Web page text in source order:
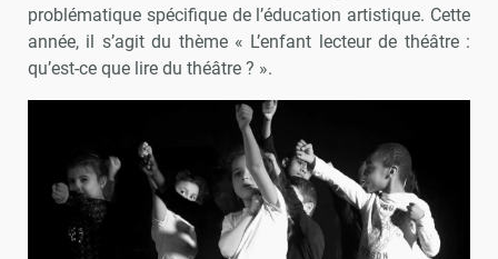
problématique spécifique de l’éducation artistique. Cette
année, il s’agit du thème « L’enfant lecteur de théâtre :
qu’est-ce que lire du théâtre ? ».